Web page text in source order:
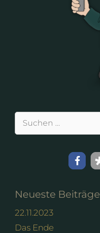
Suchen
Neueste Beiträge
22.11.2023
Das Ende